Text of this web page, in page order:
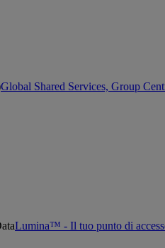
Global Shared Services, Group
Lumina™ - Il tuo punto di